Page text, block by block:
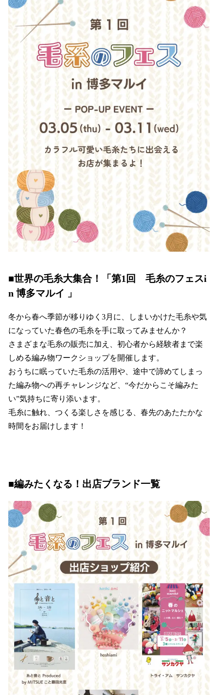
■世界の毛糸大集合！「第1回 毛糸のフェスi
n 博多マルイ 」
冬から春へ季節が移りゆく3月に、しまいかけた毛糸や気
になっていた春色の毛糸を手に取ってみませんか？
さまざまな毛糸の販売に加え、初心者から経験者まで楽
しめる編み物ワークショップを開催します。
おうちに眠っていた毛糸の活用や、途中で諦めてしまっ
た編み物への再チャレンジなど、“今だからこそ編みた
い”気持ちに寄り添います。
毛糸に触れ、つくる楽しさを感じる、春先のあたたかな
時間をお届けします！
■編みたくなる！出店ブランド一覧